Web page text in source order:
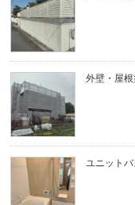
外壁・屋
ユニット